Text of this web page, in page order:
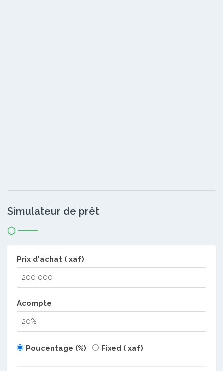
Simulateur de prêt
Prix d'achat ( xaf)
Acompte
Poucentage (%) Fixed ( xaf)